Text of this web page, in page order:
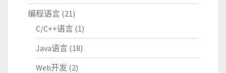
编程语言 (21)
C/C++语言 (1)
Java语言 (18)
Web开发 (2)